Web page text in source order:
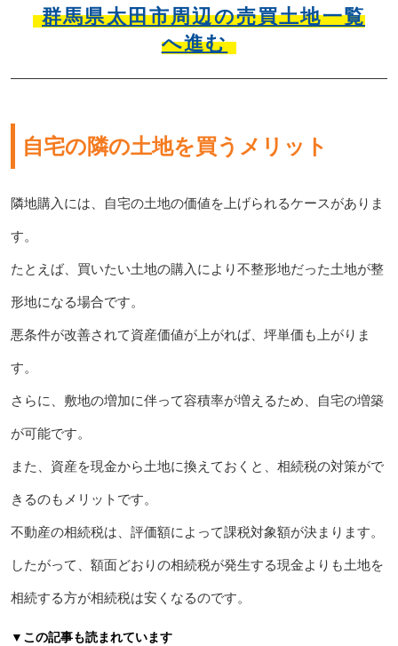
群馬県太田市周辺の売買土地一覧
へ進む
自宅の隣の土地を買うメリット
隣地購入には、自宅の土地の価値を上げられるケースがありま
す。
たとえば、買いたい土地の購入により不整形地だった土地が整
形地になる場合です。
悪条件が改善されて資産価値が上がれば、坪単価も上がりま
す。
さらに、敷地の増加に伴って容積率が増えるため、自宅の増築
が可能です。
また、資産を現金から土地に換えておくと、相続税の対策がで
きるのもメリットです。
不動産の相続税は、評価額によって課税対象額が決まります。
したがって、額面どおりの相続税が発生する現金よりも土地を
相続する方が相続税は安くなるのです。
▼この記事も読まれています